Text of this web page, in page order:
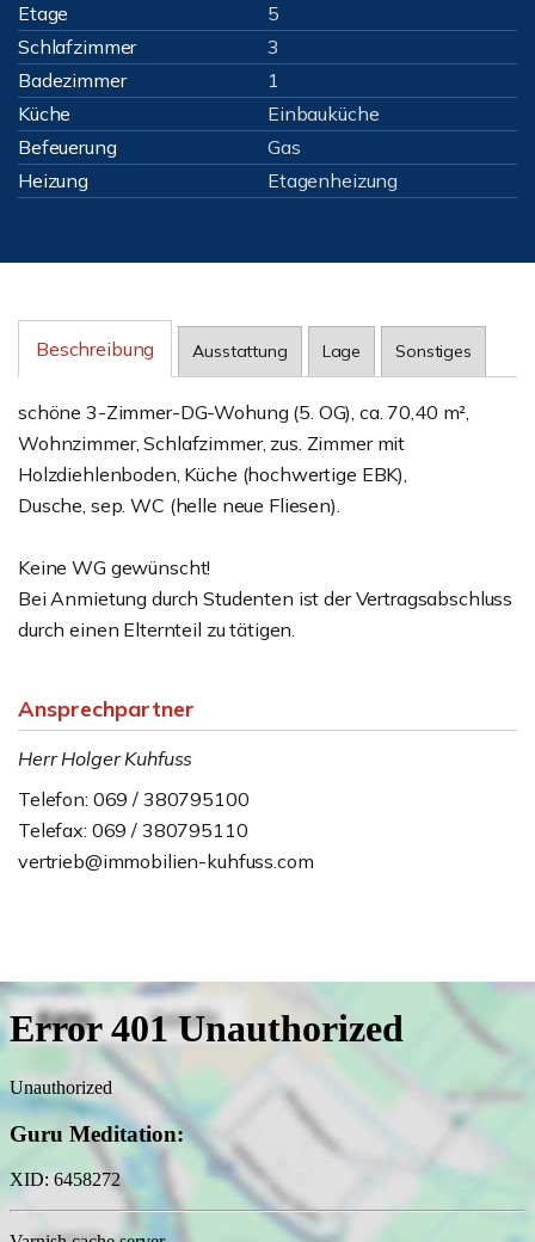
Etage
5
Schlafzimmer
3
Badezimmer
1
Küche
Einbauküche
Befeuerung
Gas
Heizung
Etagenheizung
Beschreibung Ausstattung Lage Sonstiges
schöne 3-Zimmer-DG-Wohung (5. OG), ca. 70,40 m²,
Wohnzimmer, Schlafzimmer, zus. Zimmer mit
Holzdiehlenboden, Küche (hochwertige EBK),
Dusche, sep. WC (helle neue Fliesen).
Keine WG gewünscht!
Bei Anmietung durch Studenten ist der Vertragsabschluss
durch einen Elternteil zu tätigen.
Ansprechpartner
Herr Holger Kuhfuss
Telefon: 069 / 380795100
Telefax: 069 / 380795110
vertrieb@immobilien-kuhfuss.com